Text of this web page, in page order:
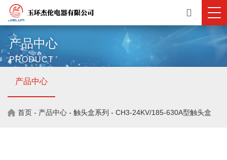
产品中心
PRODUCT
产品中心
首页 - 产品中心 - 触头盒系列 - CH3-24KV/185-630A型触头盒